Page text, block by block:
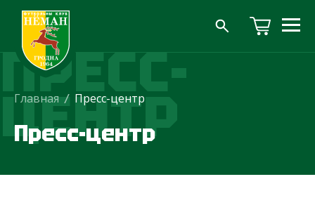
ПРЕСС-
ЦЕНТР
Главная / Пресс-центр
Пресс-центр